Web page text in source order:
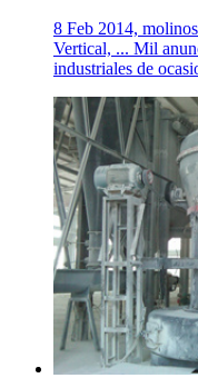
8 Feb 2014,
Vertical, ... Mil
industriales de